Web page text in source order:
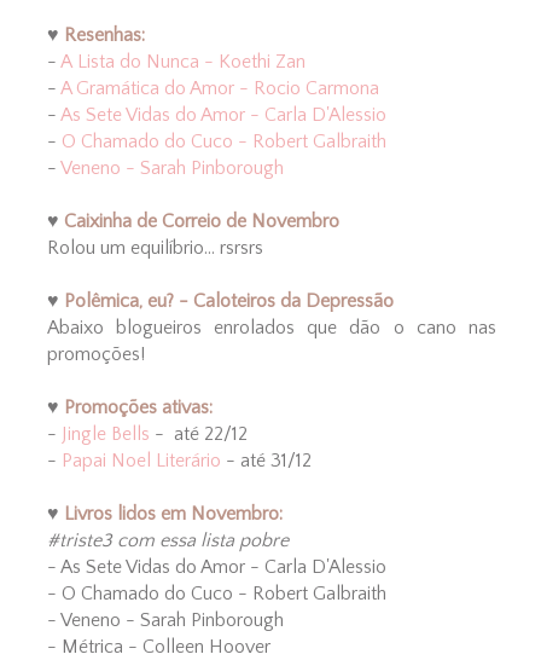
♥ Resenhas:
- A Lista do Nunca - Koethi Zan
- A Gramática do Amor - Rocio Carmona
- As Sete Vidas do Amor - Carla D'Alessio
- O Chamado do Cuco - Robert Galbraith
- Veneno - Sarah Pinborough
♥ Caixinha de Correio de Novembro
Rolou um equilíbrio... rsrsrs
♥ Polêmica, eu? - Caloteiros da Depressão
Abaixo blogueiros enrolados que dão o cano nas
promoções!
♥ Promoções ativas:
- Jingle Bells - até 22/12
- Papai Noel Literário - até 31/12
♥ Livros lidos em Novembro:
#triste3 com essa lista pobre
- As Sete Vidas do Amor - Carla D'Alessio
- O Chamado do Cuco - Robert Galbraith
- Veneno - Sarah Pinborough
- Métrica - Colleen Hoover